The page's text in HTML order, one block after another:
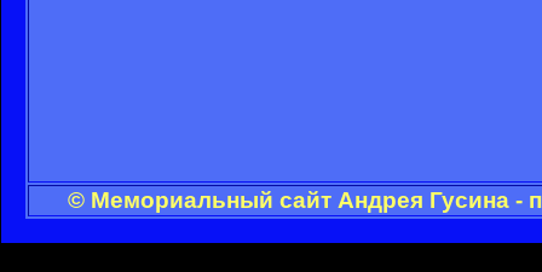
© Мемориальный сайт Андрея Гусина -